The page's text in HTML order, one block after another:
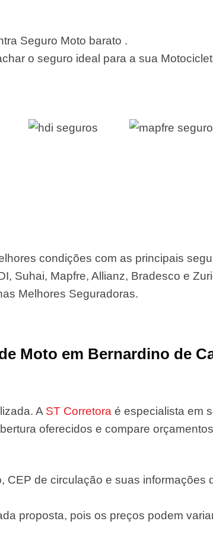
Seguro Moto barato .
o seguro ideal para a sua
condições com as principais
Suhai, Mapfre, Allianz, Bradesco e
Melhores Seguradoras.
Moto em Bernardino de
A ST Corretora é especialista em
oferecidos e compare
CEP de circulação e suas informações
proposta, pois os preços podem